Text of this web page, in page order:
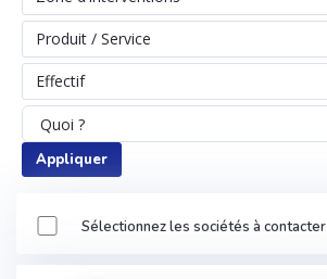
Produit / Service
Effectif
Appliquer
Sélectionnez les sociétés à contacter